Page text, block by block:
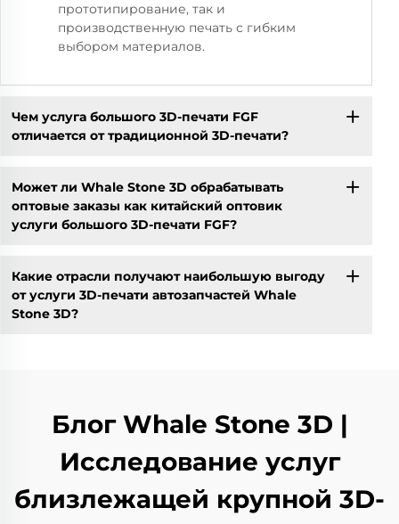
прототипирование, так и
производственную печать с гибким
выбором материалов.
Чем услуга большого 3D-печати FGF
отличается от традиционной 3D-печати?
Может ли Whale Stone 3D обрабатывать
оптовые заказы как китайский оптовик
услуги большого 3D-печати FGF?
Какие отрасли получают наибольшую выгоду
от услуги 3D-печати автозапчастей Whale
Stone 3D?
Блог Whale Stone 3D |
Исследование услуг
близлежащей крупной 3D-